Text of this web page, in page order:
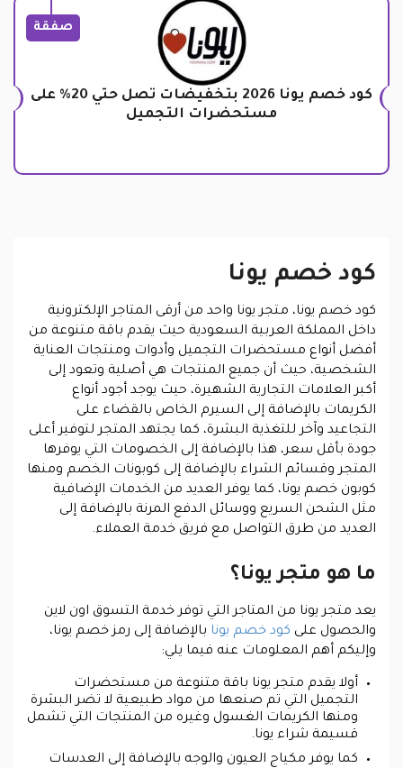
صفقة
كود خصم يونا 2026 بتخفيضات تصل حتي 20% على
مستحضرات التجميل
كود خصم يونا
كود خصم يونا، متجر يونا واحد من أرقى المتاجر الإلكترونية
داخل المملكة العربية السعودية حيث يقدم باقة متنوعة من
أفضل أنواع مستحضرات التجميل وأدوات ومنتجات العناية
الشخصية، حيث أن جميع المنتجات هي أصلية وتعود إلى
أكبر العلامات التجارية الشهيرة، حيث يوجد أجود أنواع
الكريمات بالإضافة إلى السيرم الخاص بالقضاء على
التجاعيد وآخر للتغذية البشرة، كما يجتهد المتجر لتوفير أعلى
جودة بأقل سعر، هذا بالإضافة إلى الخصومات التي يوفرها
المتجر وقسائم الشراء بالإضافة إلى كوبونات الخصم ومنها
كوبون خصم يونا، كما يوفر العديد من الخدمات الإضافية
مثل الشحن السريع ووسائل الدفع المرنة بالإضافة إلى
العديد من طرق التواصل مع فريق خدمة العملاء.
ما هو متجر يونا؟
يعد متجر يونا من المتاجر التي توفر خدمة التسوق اون لاين
والحصول على كود خصم يونا بالإضافة إلى رمز خصم يونا،
وإليكم أهم المعلومات عنه فيما يلي:
أولا يقدم متجر يونا باقة متنوعة من مستحضرات
التجميل التي تم صنعها من مواد طبيعية لا تضر البشرة
ومنها الكريمات الغسول وغيره من المنتجات التي تشمل
قسيمة شراء يونا.
كما يوفر مكياج العيون والوجه بالإضافة إلى العدسات